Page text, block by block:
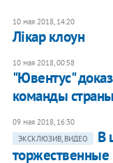
10 мая 2018, 14:20
Лікар клоун
10 мая 2018, 00:58
"Ювентус"
команды
09 мая 2018, 16:30
ЭКСКЛЮЗИВ, ВИДЕО
В